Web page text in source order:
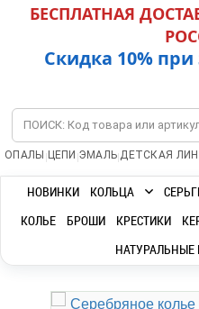
БЕСПЛАТНАЯ
Скидка 10% при
ОПАЛЫ | ЦЕПИ |ЭМАЛЬ|ДЕТСКАЯ
НОВИНКИ КОЛЬЦА
КОЛЬЕ
БРОШИ КРЕСТИКИ